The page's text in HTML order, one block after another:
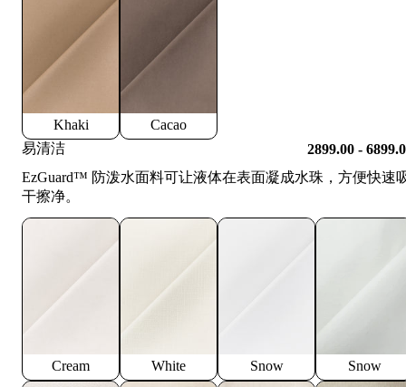
Khaki
Cacao
易清洁
2899.00 -
EzGuard™️ 防泼水面料可让液体在表面凝成水珠，方便快速
干擦净。
Cream White Snow Snow